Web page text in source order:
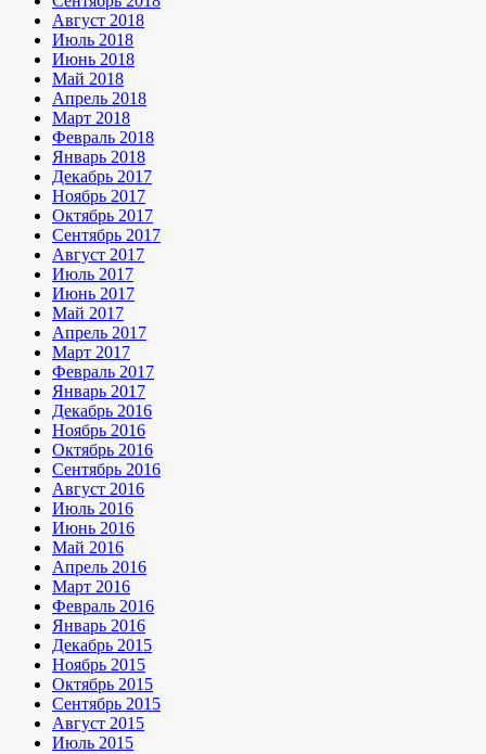
Август 2018
Июль 2018
Июнь 2018
Май 2018
Апрель 2018
Март 2018
Февраль 2018
Январь 2018
Декабрь 2017
Ноябрь 2017
Октябрь 2017
Сентябрь 2017
Август 2017
Июль 2017
Июнь 2017
Май 2017
Апрель 2017
Март 2017
Февраль 2017
Январь 2017
Декабрь 2016
Ноябрь 2016
Октябрь 2016
Сентябрь 2016
Август 2016
Июль 2016
Июнь 2016
Май 2016
Апрель 2016
Март 2016
Февраль 2016
Январь 2016
Декабрь 2015
Ноябрь 2015
Октябрь 2015
Сентябрь 2015
Август 2015
Июль 2015